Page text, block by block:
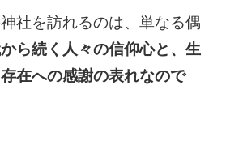
社を訪れるのは、単なる偶
ら続く人々の信仰心と、生
在への感謝の表れなので